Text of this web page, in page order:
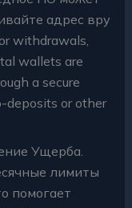
адрес вру
wallets are
a secure
deposits or other
Ущерба.
лимиты
помогает